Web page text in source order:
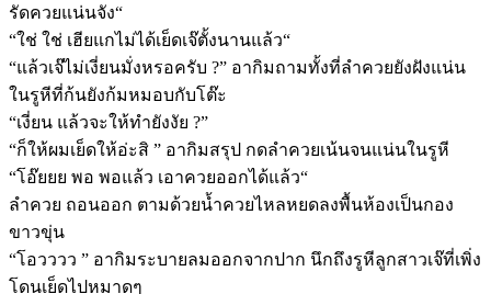
รัดควยแน่นจัง“
“ใช่ ใช่ เฮียแกไม่ได้เย็ดเจ๊ตั้งนานแล้ว“
“แล้วเจ๊ไม่เงี่ยนมั่งหรอครับ ?” อากิมถามทั้งที่ลำควยยังฝังแน่น
ในรูหีที่ก้นยังก้มหมอบกับโต๊ะ
“เงี่ยน แล้วจะให้ทำยังงัย ?”
“ก็ให้ผมเย็ดให้อ่ะสิ ” อากิมสรุป กดลำควยเน้นจนแน่นในรูหี
“โอ๊ยยย พอ พอแล้ว เอาควยออกได้แล้ว“
ลำควย ถอนออก ตามด้วยน้ำควยไหลหยดลงพื้นห้องเป็นกอง
ขาวขุ่น
“โอวววว ” อากิมระบายลมออกจากปาก นึกถึงรูหีลูกสาวเจ๊ที่เพิ่ง
โดนเย็ดไปหมาดๆ